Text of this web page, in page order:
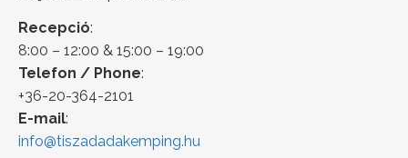
Recepció:
8:00 – 12:00 & 15:00 – 19:00
Telefon / Phone:
+36-20-364-2101
E-mail:
info@tiszadadakemping.hu